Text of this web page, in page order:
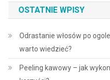
OSTATNIE WPISY
Odrastanie włosów po
warto wiedzieć?
Peeling kawowy – jak